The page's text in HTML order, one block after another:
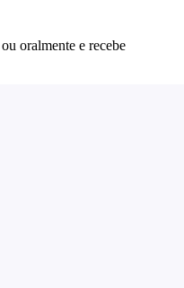
oralmente e recebe